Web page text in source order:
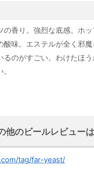
の香り。強烈な底感。ホ
酸味。エステルが全く邪
るのがすごい。わけたほ
他のビールレビュー
tag/far-yeast/